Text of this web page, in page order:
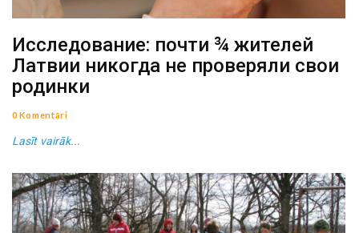
Исследование: почти ¾ жителей
Латвии никогда не проверяли свои
родинки
0 Komentāri
Lasīt vairāk...